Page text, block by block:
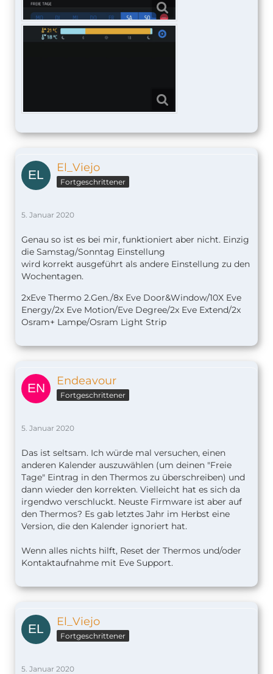
El_Viejo
Fortgeschrittener
5. Januar 2020
Genau so ist es bei mir, funktioniert aber nicht. Einzig
die Samstag/Sonntag Einstellung
wird korrekt ausgeführt als andere Einstellung zu den
Wochentagen.
2xEve Thermo 2.Gen./8x Eve Door&Window/10X Eve
Energy/2x Eve Motion/Eve Degree/2x Eve Extend/2x
Osram+ Lampe/Osram Light Strip
Endeavour
Fortgeschrittener
5. Januar 2020
Das ist seltsam. Ich würde mal versuchen, einen
anderen Kalender auszuwählen (um deinen "Freie
Tage" Eintrag in den Thermos zu überschreiben) und
dann wieder den korrekten. Vielleicht hat es sich da
irgendwo verschluckt. Neuste Firmware ist aber auf
den Thermos? Es gab letztes Jahr im Herbst eine
Version, die den Kalender ignoriert hat.
Wenn alles nichts hilft, Reset der Thermos und/oder
Kontaktaufnahme mit Eve Support.
El_Viejo
Fortgeschrittener
5. Januar 2020